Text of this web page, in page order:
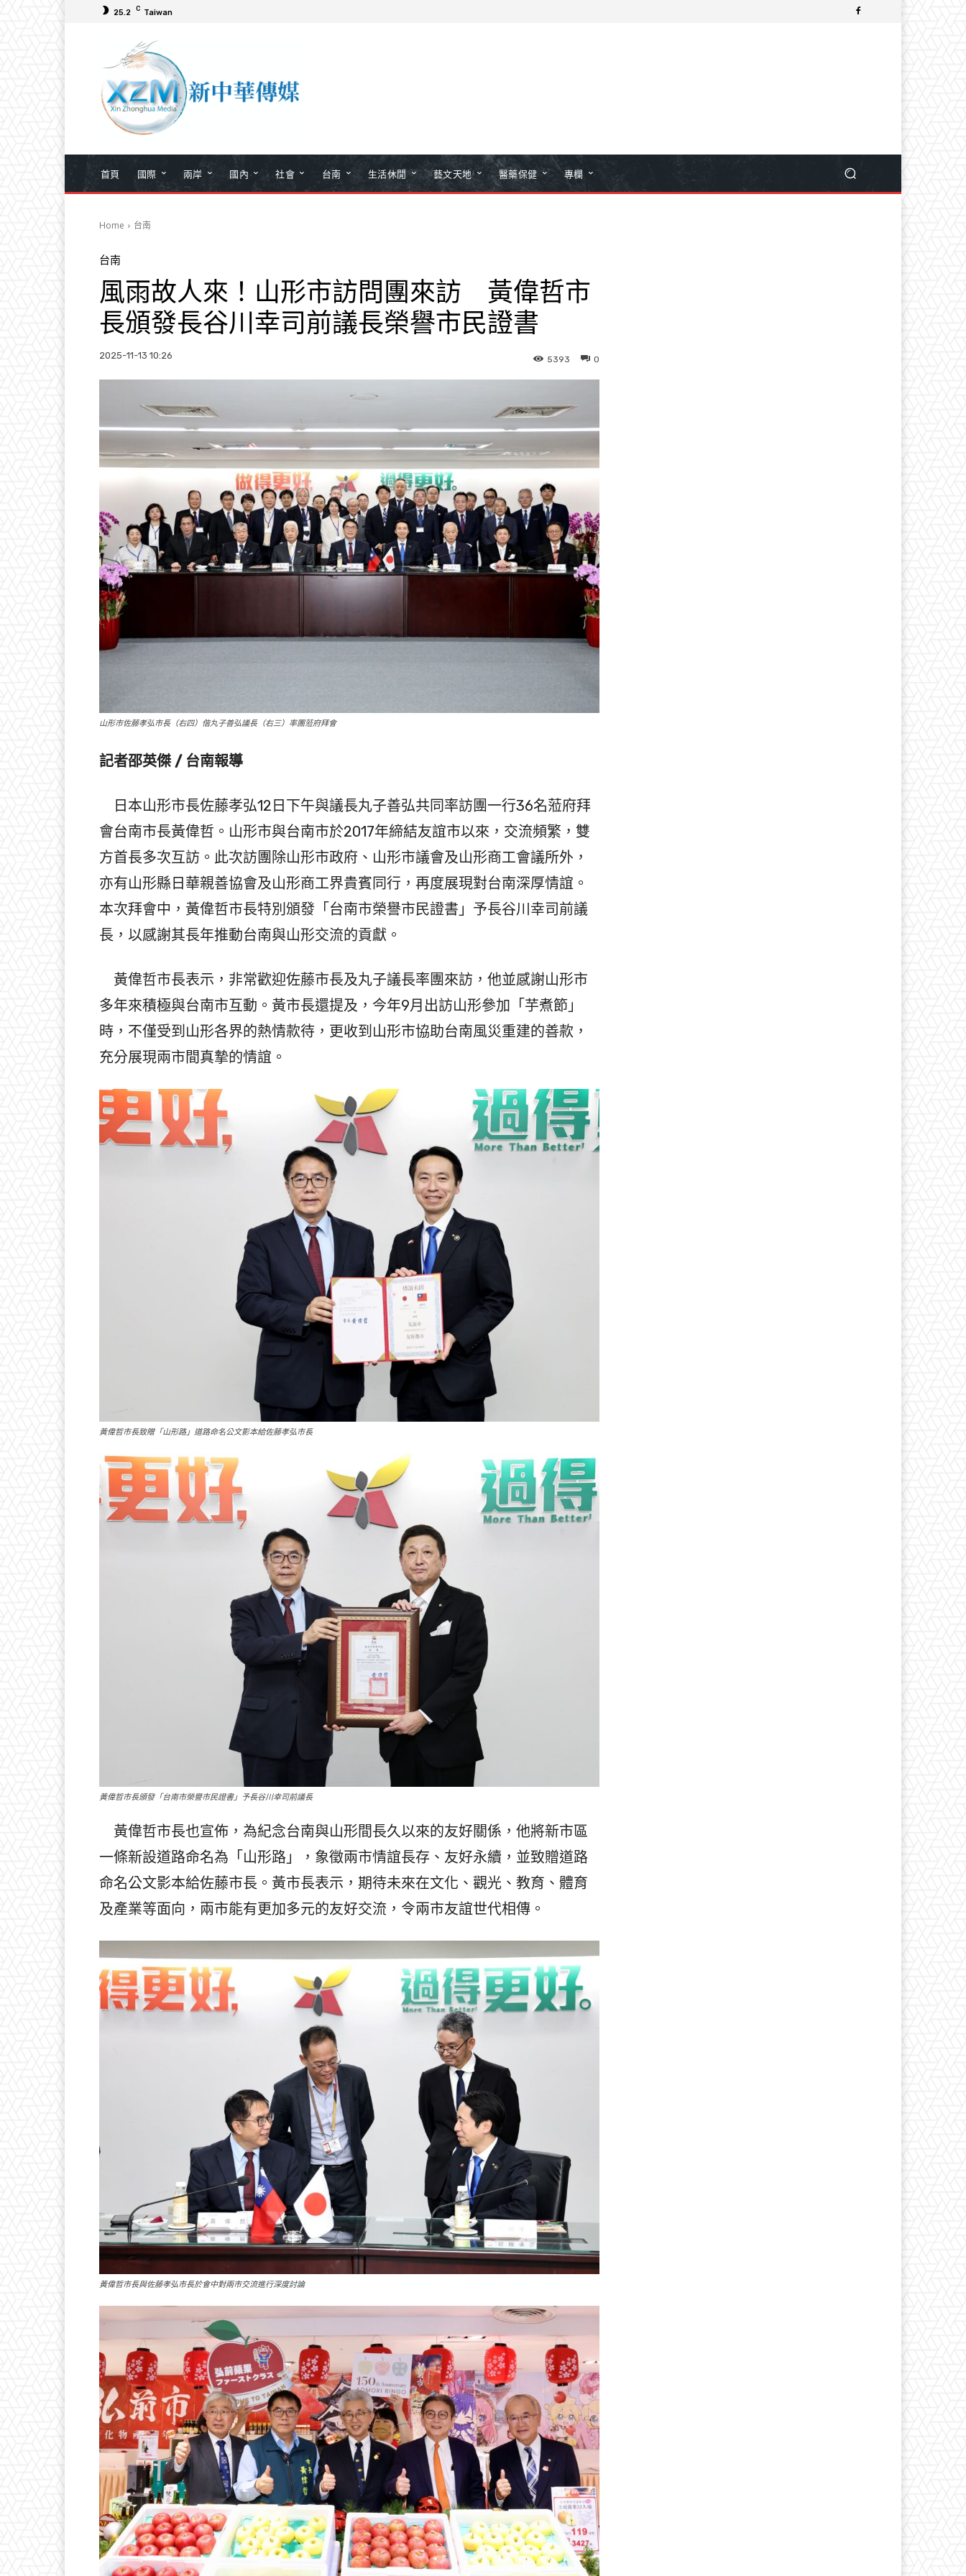
25.2 C Taiwan
首頁 國際 兩岸 國內 社會 台南 生活休閒 藝文天地 醫藥保健 專欄
Home 台南
台南
風雨故人來！山形市訪問團來訪 黃偉哲市
長頒發長谷川幸司前議長榮譽市民證書
2025-11-13 10:26 0
5393
山形市佐藤孝弘市長（右四）偕丸子善弘議長（右三）率團蒞府拜會
記者邵英傑 / 台南報導
日本山形市長佐藤孝弘12日下午與議長丸子善弘共同率訪團一行36名蒞府拜
會台南市長黃偉哲。山形市與台南市於2017年締結友誼市以來，交流頻繁，雙
方首長多次互訪。此次訪團除山形市政府、山形市議會及山形商工會議所外，
亦有山形縣日華親善協會及山形商工界貴賓同行，再度展現對台南深厚情誼。
本次拜會中，黃偉哲市長特別頒發「台南市榮譽市民證書」予長谷川幸司前議
長，以感謝其長年推動台南與山形交流的貢獻。
黃偉哲市長表示，非常歡迎佐藤市長及丸子議長率團來訪，他並感謝山形市
多年來積極與台南市互動。黃市長還提及，今年9月出訪山形參加「芋煮節」
時，不僅受到山形各界的熱情款待，更收到山形市協助台南風災重建的善款，
充分展現兩市間真摯的情誼。
黃偉哲市長致贈「山形路」道路命名公文影本給佐藤孝弘市長
黃偉哲市長頒發「台南市榮譽市民證書」予長谷川幸司前議長
黃偉哲市長也宣佈，為紀念台南與山形間長久以來的友好關係，他將新市區
一條新設道路命名為「山形路」，象徵兩市情誼長存、友好永續，並致贈道路
命名公文影本給佐藤市長。黃市長表示，期待未來在文化、觀光、教育、體育
及產業等面向，兩市能有更加多元的友好交流，令兩市友誼世代相傳。
黃偉哲市長與佐藤孝弘市長於會中對兩市交流進行深度討論